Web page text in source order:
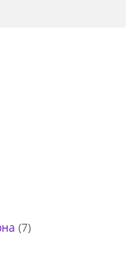
(7)